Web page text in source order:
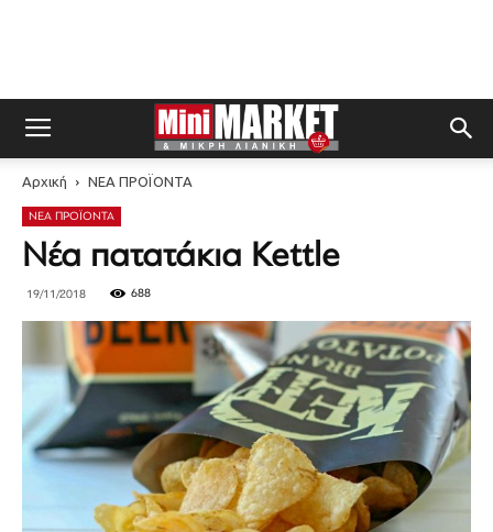
Αρχική ΝΕΑ ΠΡΟΪΟΝΤΑ
ΝΕΑ ΠΡΟΪΟΝΤΑ
Νέα πατατάκια Kettle
19/11/2018 688